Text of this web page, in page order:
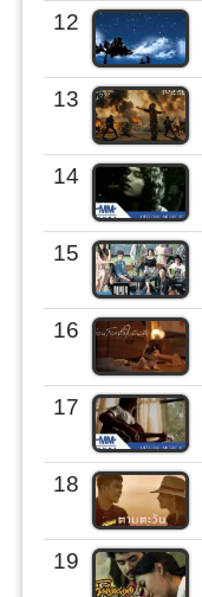
12
13
14
15
16
17
18
19